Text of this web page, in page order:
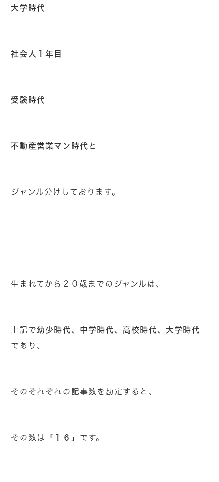
大学時代
社会人１年目
受験時代
不動産営業マン時代 と
ジャンル分けしております。
生まれてから２０歳までのジャンルは、
上記で幼少時代、中学時代、高校時代、大学時代
であり、
そのそれぞれの記事数を勘定すると、
その数は 「１６」 です。